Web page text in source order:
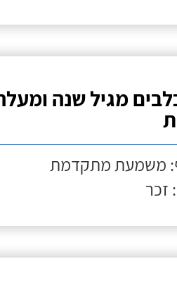
מגיל שנה
משמעת מתקדמת
זכר